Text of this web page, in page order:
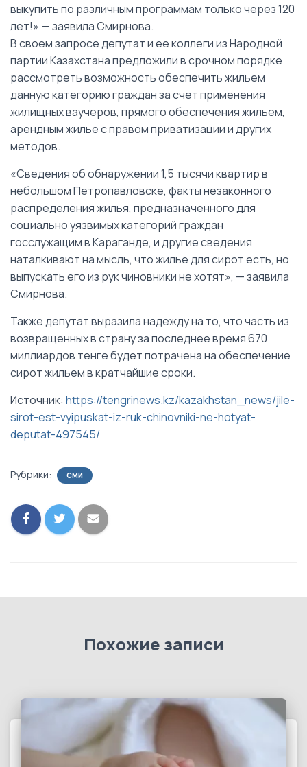
выкупить по различным программам только через 120
лет!» — заявила Смирнова.
В своем запросе депутат и ее коллеги из Народной
партии Казахстана предложили в срочном порядке
рассмотреть возможность обеспечить жильем
данную категорию граждан за счет применения
жилищных ваучеров, прямого обеспечения жильем,
арендным жилье с правом приватизации и других
методов.
«Сведения об обнаружении 1,5 тысячи квартир в
небольшом Петропавловске, факты незаконного
распределения жилья, предназначенного для
социально уязвимых категорий граждан
госслужащим в Караганде, и другие сведения
наталкивают на мысль, что жилье для сирот есть, но
выпускать его из рук чиновники не хотят», — заявила
Смирнова.
Также депутат выразила надежду на то, что часть из
возвращенных в страну за последнее время 670
миллиардов тенге будет потрачена на обеспечение
сирот жильем в кратчайшие сроки.
Источник: https://tengrinews.kz/kazakhstan_news/jile-
sirot-est-vyipuskat-iz-ruk-chinovniki-ne-hotyat-
deputat-497545/
Рубрики: СМИ
Похожие записи